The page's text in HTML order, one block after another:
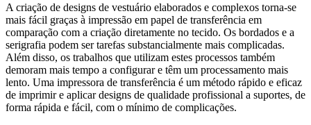
A criação de designs de vestuário elaborados e complexos torna-se
mais fácil graças à impressão em papel de transferência em
comparação com a criação diretamente no tecido. Os bordados e a
serigrafia podem ser tarefas substancialmente mais complicadas.
Além disso, os trabalhos que utilizam estes processos também
demoram mais tempo a configurar e têm um processamento mais
lento. Uma impressora de transferência é um método rápido e eficaz
de imprimir e aplicar designs de qualidade profissional a suportes, de
forma rápida e fácil, com o mínimo de complicações.